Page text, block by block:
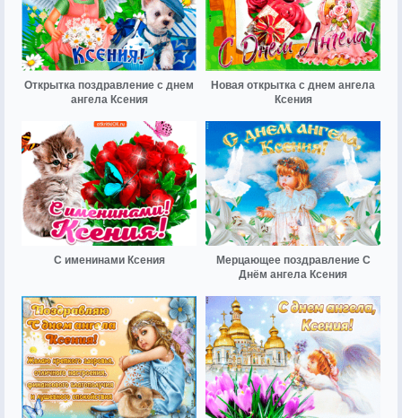
Открытка поздравление с днем
ангела Ксения
Новая открытка с днем ангела
Ксения
С именинами Ксения
Мерцающее поздравление С
Днём ангела Ксения